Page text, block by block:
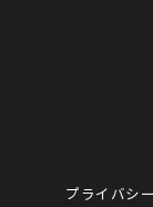
プライバシ